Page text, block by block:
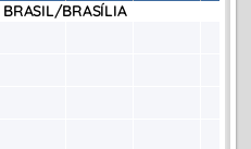
BRASIL/BRASÍLIA